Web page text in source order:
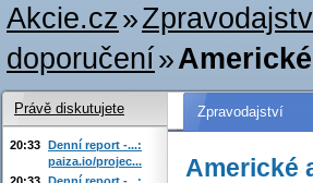
Akcie.cz»
doporučení»
Zpravodajství
Americké
Právě diskutujete
20:33 Denní report -...:
paiza.io/projec...
20:33 Denní report -...: